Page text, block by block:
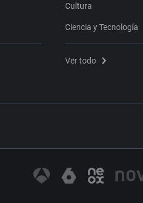
Cultura
Ciencia y Tecnología
Ver todo